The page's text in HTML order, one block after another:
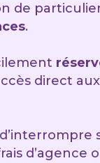
de
.
direct aux
d’agence